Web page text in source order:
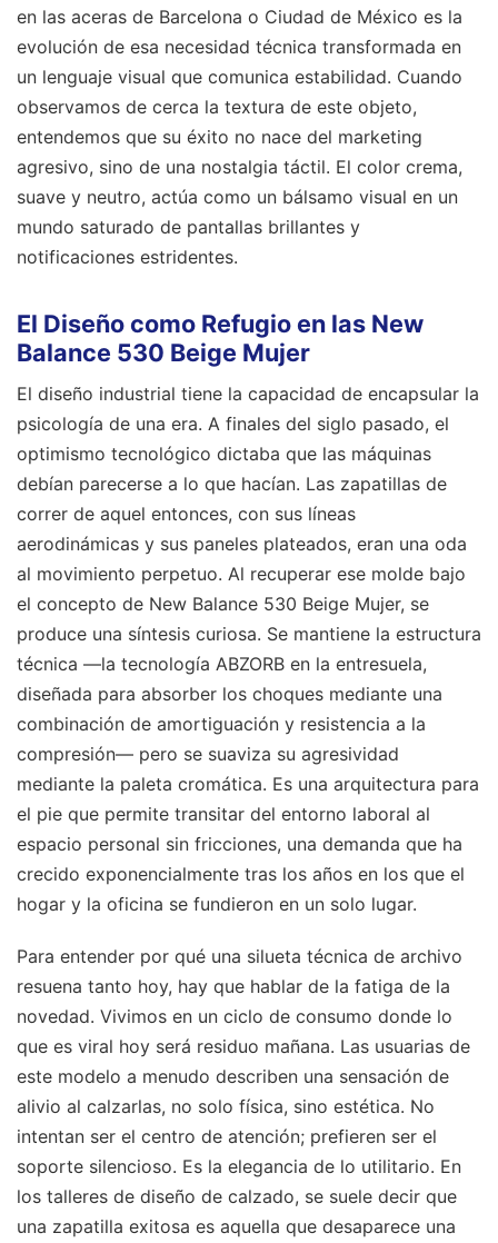
en las aceras de Barcelona o Ciudad de México es la
evolución de esa necesidad técnica transformada en
un lenguaje visual que comunica estabilidad. Cuando
observamos de cerca la textura de este objeto,
entendemos que su éxito no nace del marketing
agresivo, sino de una nostalgia táctil. El color crema,
suave y neutro, actúa como un bálsamo visual en un
mundo saturado de pantallas brillantes y
notificaciones estridentes.
El Diseño como Refugio en las New
Balance 530 Beige Mujer
El diseño industrial tiene la capacidad de encapsular la
psicología de una era. A finales del siglo pasado, el
optimismo tecnológico dictaba que las máquinas
debían parecerse a lo que hacían. Las zapatillas de
correr de aquel entonces, con sus líneas
aerodinámicas y sus paneles plateados, eran una oda
al movimiento perpetuo. Al recuperar ese molde bajo
el concepto de New Balance 530 Beige Mujer, se
produce una síntesis curiosa. Se mantiene la estructura
técnica —la tecnología ABZORB en la entresuela,
diseñada para absorber los choques mediante una
combinación de amortiguación y resistencia a la
compresión— pero se suaviza su agresividad
mediante la paleta cromática. Es una arquitectura para
el pie que permite transitar del entorno laboral al
espacio personal sin fricciones, una demanda que ha
crecido exponencialmente tras los años en los que el
hogar y la oficina se fundieron en un solo lugar.
Para entender por qué una silueta técnica de archivo
resuena tanto hoy, hay que hablar de la fatiga de la
novedad. Vivimos en un ciclo de consumo donde lo
que es viral hoy será residuo mañana. Las usuarias de
este modelo a menudo describen una sensación de
alivio al calzarlas, no solo física, sino estética. No
intentan ser el centro de atención; prefieren ser el
soporte silencioso. Es la elegancia de lo utilitario. En
los talleres de diseño de calzado, se suele decir que
una zapatilla exitosa es aquella que desaparece una